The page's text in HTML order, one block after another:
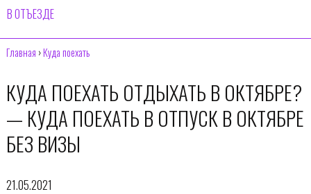
В ОТЪЕЗДЕ
Главная ›Куда поехать
КУДА ПОЕХАТЬ ОТДЫХАТЬ В ОКТЯБРЕ?
— КУДА ПОЕХАТЬ В ОТПУСК В ОКТЯБРЕ
БЕЗ ВИЗЫ
21.05.2021